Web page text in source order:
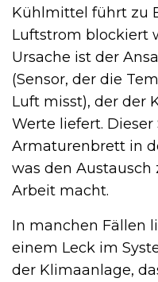
Kühlmittel führt zu
Luftstrom blockiert
Ursache ist der
(Sensor, der die
Luft misst), der der
Werte liefert.
Armaturenbrett in
was den
Arbeit macht.
In manchen Fällen
einem Leck im
der Klimaanlage,